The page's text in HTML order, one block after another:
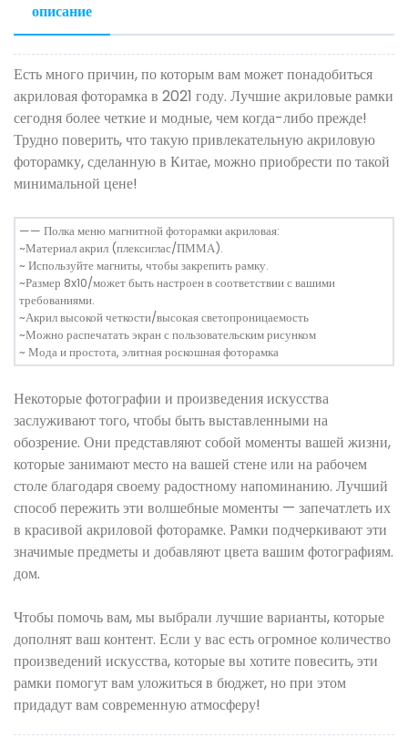
описание
Есть много причин, по которым вам может понадобиться
акриловая фоторамка в 2021 году. Лучшие акриловые рамки
сегодня более четкие и модные, чем когда-либо прежде!
Трудно поверить, что такую ​​привлекательную акриловую
фоторамку, сделанную в Китае, можно приобрести по такой
минимальной цене!
—— Полка меню магнитной фоторамки акриловая:
~Материал акрил (плексиглас/ПММА).
~ Используйте магниты, чтобы закрепить рамку.
~Размер 8x10/может быть настроен в соответствии с вашими
требованиями.
~Акрил высокой четкости/высокая светопроницаемость
~Можно распечатать экран с пользовательским рисунком
~ Мода и простота, элитная роскошная фоторамка
Некоторые фотографии и произведения искусства
заслуживают того, чтобы быть выставленными на
обозрение. Они представляют собой моменты вашей жизни,
которые занимают место на вашей стене или на рабочем
столе благодаря своему радостному напоминанию. Лучший
способ пережить эти волшебные моменты — запечатлеть их
в красивой акриловой фоторамке. Рамки подчеркивают эти
значимые предметы и добавляют цвета вашим фотографиям.
дом.
Чтобы помочь вам, мы выбрали лучшие варианты, которые
дополнят ваш контент. Если у вас есть огромное количество
произведений искусства, которые вы хотите повесить, эти
рамки помогут вам уложиться в бюджет, но при этом
придадут вам современную атмосферу!